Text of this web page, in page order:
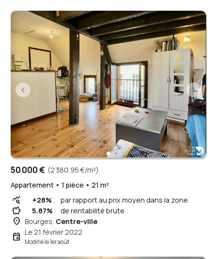
50 000 € (2 380,95 €/m²)
Appartement • 1 pièce • 21 m²
query_stats +28% par rapport au prix moyen dans la zone
savings 5.87% de rentabilité brute
place Bourges, Centre-ville
event Le 21 février 2022
Modifié le 1er août